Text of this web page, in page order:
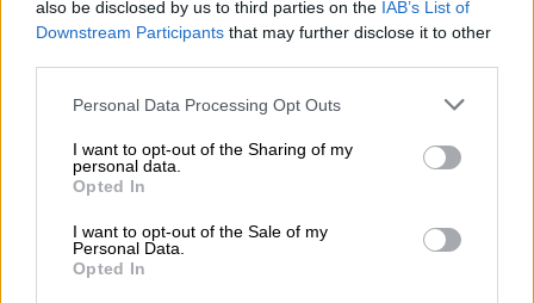
also be disclosed by us to third parties on the IAB’s List of
Downstream Participants that may further disclose it to other
Please note that this website/app uses one or more Google
not limited to your visit or usage behaviour. You may click to
grant or deny consent to Google and its third-party tags to
use your data for below specified purposes in below Google
consent section.
Personal Data Processing Opt Outs
I want to opt-out of the Sharing of my
personal data.
Opted In
I want to opt-out of the Sale of my
Personal Data.
Opted In
ulut.
Yhteenveto:
Edustuskulutovat usein suurempia,
juhlavampia ja liittyvät laajemmin
verovähennysoikeus on rajoitetumpaa.